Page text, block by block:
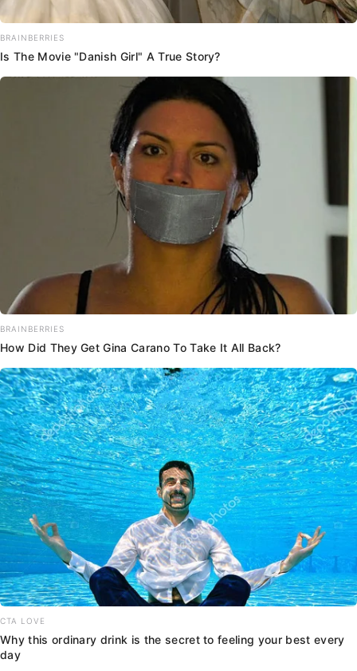
BRAINBERRIES
Is The Movie "Danish Girl" A True Story?
BRAINBERRIES
How Did They Get Gina Carano To Take It All Back?
CTA LOVE
Why this ordinary drink is the secret to feeling your best every
day